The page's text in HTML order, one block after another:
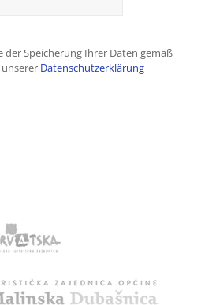
der Speicherung Ihrer Daten gemäß
Datenschutzerklärung